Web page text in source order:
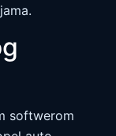
softwerom